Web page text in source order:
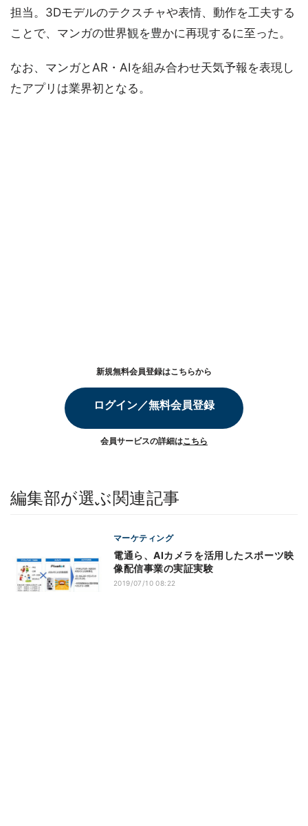
担当。3Dモデルのテクスチャや表情、動作を工夫する
ことで、マンガの世界観を豊かに再現するに至った。
なお、マンガとAR・AIを組み合わせ天気予報を表現し
たアプリは業界初となる。
新規無料会員登録はこちらから
ログイン／無料会員登録
会員サービスの詳細はこちら
編集部が選ぶ関連記事
マーケティング
電通ら、AIカメラを活用したスポーツ映
像配信事業の実証実験
2019/07/10 08:22